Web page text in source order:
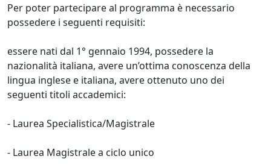
Per poter partecipare al programma è necessario
possedere i seguenti requisiti:
essere nati dal 1° gennaio 1994, possedere la
nazionalità italiana, avere un’ottima conoscenza della
lingua inglese e italiana, avere ottenuto uno dei
seguenti titoli accademici:
- Laurea Specialistica/Magistrale
- Laurea Magistrale a ciclo unico